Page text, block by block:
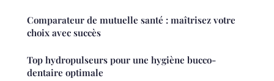
Comparateur de mutuelle santé : maîtrisez votre
choix avec succès
Top hydropulseurs pour une hygiène bucco-
dentaire optimale